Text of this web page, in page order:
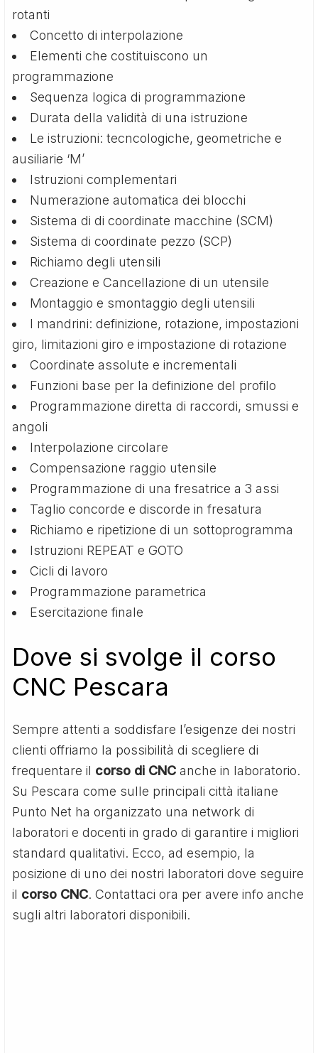
rotanti
Concetto di interpolazione
Elementi che costituiscono un
programmazione
Sequenza logica di programmazione
Durata della validità di una istruzione
Le istruzioni: tecncologiche, geometriche e
ausiliarie ‘M’
Istruzioni complementari
Numerazione automatica dei blocchi
Sistema di di coordinate macchine (SCM)
Sistema di coordinate pezzo (SCP)
Richiamo degli utensili
Creazione e Cancellazione di un utensile
Montaggio e smontaggio degli utensili
I mandrini: definizione, rotazione, impostazioni
giro, limitazioni giro e impostazione di rotazione
Coordinate assolute e incrementali
Funzioni base per la definizione del profilo
Programmazione diretta di raccordi, smussi e
angoli
Interpolazione circolare
Compensazione raggio utensile
Programmazione di una fresatrice a 3 assi
Taglio concorde e discorde in fresatura
Richiamo e ripetizione di un sottoprogramma
Istruzioni REPEAT e GOTO
Cicli di lavoro
Programmazione parametrica
Esercitazione finale
Dove si svolge il corso
CNC Pescara
Sempre attenti a soddisfare l’esigenze dei nostri
clienti offriamo la possibilità di scegliere di
frequentare il corso di CNC anche in laboratorio.
Su Pescara come sulle principali città italiane
Punto Net ha organizzato una network di
laboratori e docenti in grado di garantire i migliori
standard qualitativi. Ecco, ad esempio, la
posizione di uno dei nostri laboratori dove seguire
il corso CNC. Contattaci ora per avere info anche
sugli altri laboratori disponibili.